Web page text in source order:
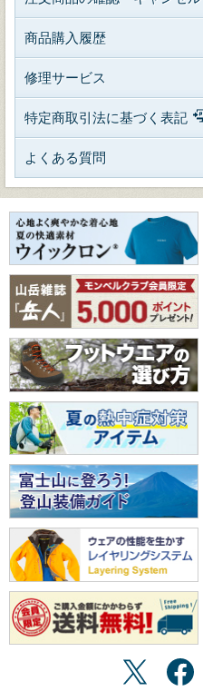
商品購入履歴
修理サービス
特定商取引法に基づく表記
よくある質問